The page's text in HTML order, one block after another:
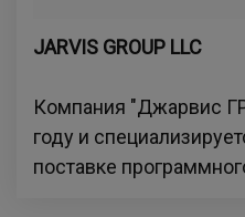
JARVIS GROUP LLC
Компания "Джарвис
году и
поставке